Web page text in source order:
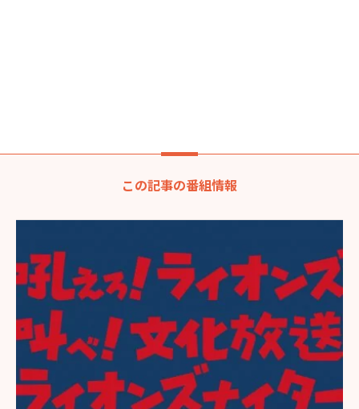
この記事の番組情報